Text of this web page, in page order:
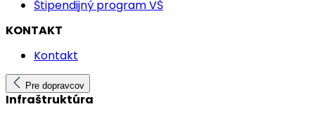
Štipendijný program VŠ
KONTAKT
Kontakt
Pre dopravcov
Infraštruktúra